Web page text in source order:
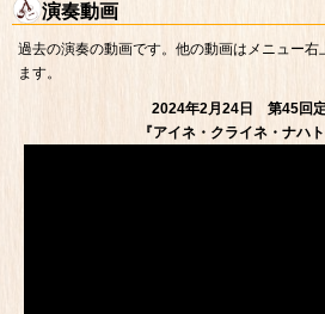
演奏動画
過去の演奏の動画です。他の動画はメニュー
ます。
2024年2月24日 第45回
『アイネ・クライネ・ナハ